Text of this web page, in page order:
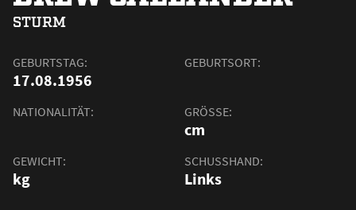
STURM
GEBURTSTAG:
17.08.1956
GEBURTSORT:
NATIONALITÄT: GRÖSSE:
cm
GEWICHT:
kg
SCHUSSHAND:
Links